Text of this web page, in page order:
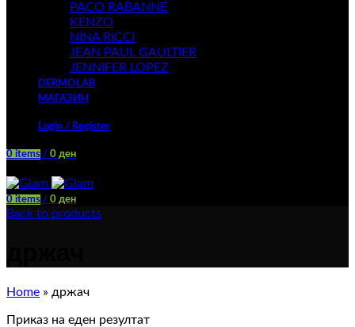
PACO RABANNE
KENZO
NINA RICCI
JEAN PAUL GAULTIER
JENNIFER LOPEZ
DERMOLAB
МАГАЗИН
Login / Register
0 items / 0 ден
0 items / 0 ден
Back to products
Home » држач
Приказ на еден резултат